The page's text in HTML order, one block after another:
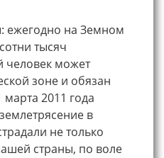
ежегодно на Земном
тысяч
человек может
зоне и обязан
марта 2011 года
в
не только
страны, по воле